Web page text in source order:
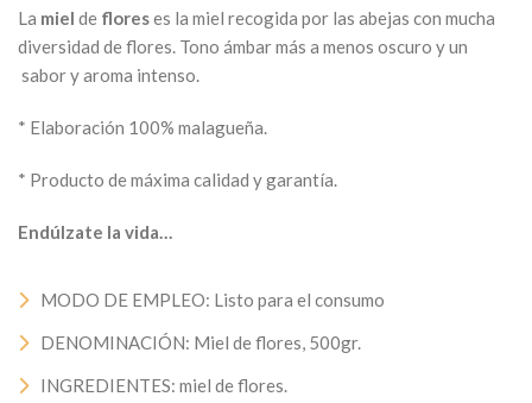
La miel de floreses la miel recogida por las abejas con mucha
diversidad de flores. Tono ámbar más a menos oscuro y un
sabor y aroma intenso.
* Elaboración 100% malagueña.
* Producto de máxima calidad y garantía.
Endúlzate la vida…
MODO DE EMPLEO: Listo para el consumo
DENOMINACIÓN: Miel de flores, 500gr.
INGREDIENTES: miel de flores.